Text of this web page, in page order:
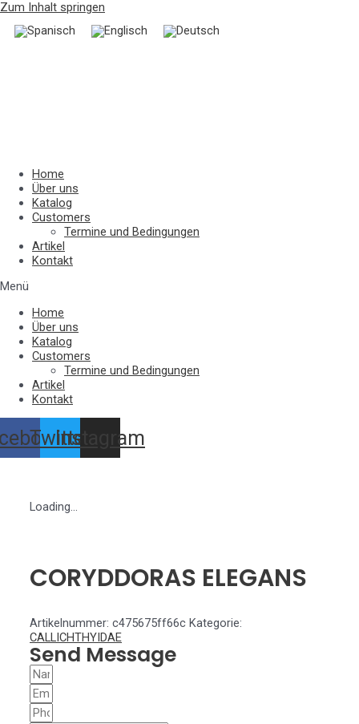
Zum Inhalt springen
Home
Über uns
Katalog
Customers
Termine und Bedingungen
Artikel
Kontakt
Menü
Home
Über uns
Katalog
Customers
Termine und Bedingungen
Artikel
Kontakt
TwitterInstagram
Loading...
CORYDDORAS ELEGANS
Artikelnummer:c475675ff66c Kategorie:
CALLICHTHYIDAE
Send Message